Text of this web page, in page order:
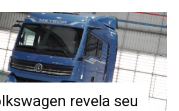
revela seu